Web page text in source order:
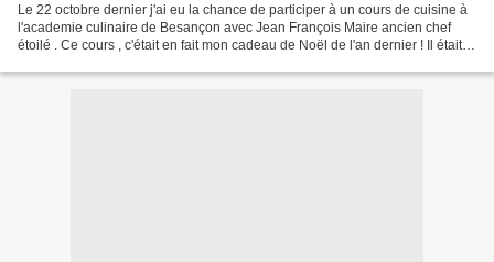
Le 22 octobre dernier j'ai eu la chance de participer à un cours de cuisine à
l'academie culinaire de Besançon avec Jean François Maire ancien chef
étoilé . Ce cours , c'était en fait mon cadeau de Noël de l'an dernier ! Il était